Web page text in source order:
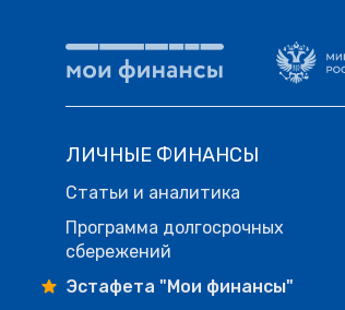
ЛИЧНЫЕ ФИНАНСЫ
Статьи и аналитика
Программа долгосрочных
сбережений
Эстафета "Мои финансы"